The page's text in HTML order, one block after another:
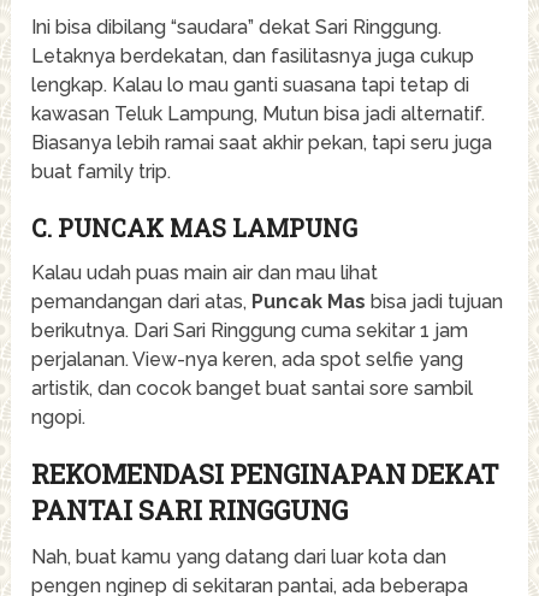
Ini bisa dibilang “saudara” dekat Sari Ringgung.
Letaknya berdekatan, dan fasilitasnya juga cukup
lengkap. Kalau lo mau ganti suasana tapi tetap di
kawasan Teluk Lampung, Mutun bisa jadi alternatif.
Biasanya lebih ramai saat akhir pekan, tapi seru juga
buat family trip.
C. PUNCAK MAS LAMPUNG
Kalau udah puas main air dan mau lihat
pemandangan dari atas, Puncak Mas bisa jadi tujuan
berikutnya. Dari Sari Ringgung cuma sekitar 1 jam
perjalanan. View-nya keren, ada spot selfie yang
artistik, dan cocok banget buat santai sore sambil
ngopi.
REKOMENDASI PENGINAPAN DEKAT
PANTAI SARI RINGGUNG
Nah, buat kamu yang datang dari luar kota dan
pengen nginep di sekitaran pantai, ada beberapa